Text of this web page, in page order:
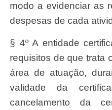
modo a evidenciar as
despesas de cada
§ 4º A entidade
requisitos de que trata
área de atuação,
validade da
cancelamento da